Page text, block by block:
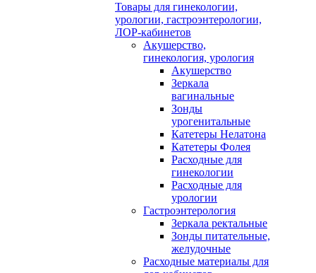
Товары для гинекологии,
урологии, гастроэнтерологии,
ЛОР-кабинетов
Акушерство,
гинекология, урология
Акушерство
Зеркала
вагинальные
Зонды
урогенитальные
Катетеры Нелатона
Катетеры Фолея
Расходные для
гинекологии
Расходные для
урологии
Гастроэнтерология
Зеркала ректальные
Зонды питательные,
желудочные
Расходные материалы для